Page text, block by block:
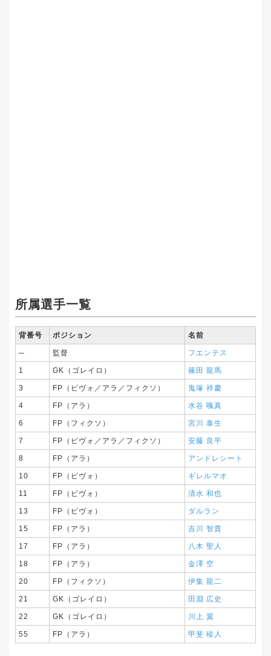
所属選手一覧
背番号 ポジション 名前
─ 監督 フエンテス
1 GK（ゴレイロ） 篠田 龍馬
3 FP（ピヴォ／アラ／フィクソ） 鬼塚 祥慶
4 FP（アラ） 水谷 颯真
6 FP（フィクソ） 宮川 泰生
7 FP（ピヴォ／アラ／フィクソ） 安藤 良平
8 FP（アラ） アンドレシート
10 FP（ピヴォ） ギレルマオ
11 FP（ピヴォ） 清水 和也
13 FP（ピヴォ） ダルラン
15 FP（アラ） 吉川 智貴
17 FP（アラ） 八木 聖人
18 FP（アラ） 金澤 空
20 FP（フィクソ） 伊集 龍二
21 GK（ゴレイロ） 田淵 広史
22 GK（ゴレイロ） 川上 翼
55 FP（アラ） 甲斐 稜人